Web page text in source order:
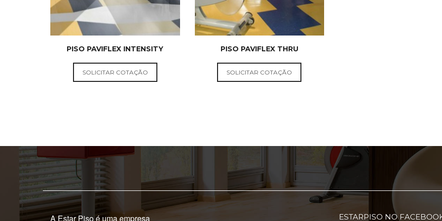
PAVIFLEX
PISO PAVIFLEX INTENSITY
SOLICITAR COTAÇÃO
PAVIFLEX
PISO PAVIFLEX THRU
SOLICITAR COTAÇÃO
A Estar Piso é uma empresa ESTARPISO NO